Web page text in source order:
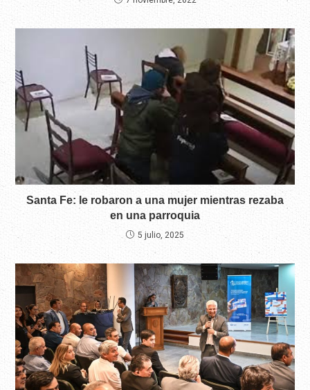
Santa Fe: le robaron a una mujer mientras rezaba
en una parroquia
5 julio, 2025